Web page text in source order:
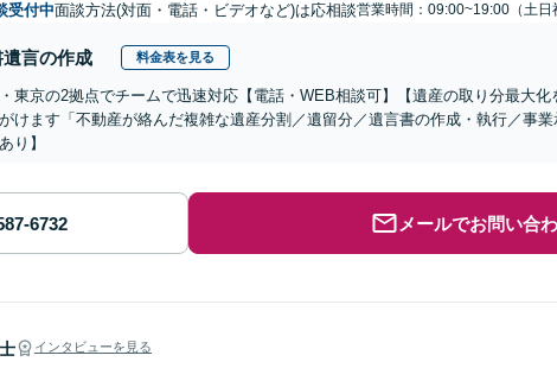
受付中面談方法(対面・電話・ビデオなど)は応相談営業時間：09:00~19:00（土日
遺言の作成 料金表を見る
・東京の2拠点でチームで迅速対応【電話・WEB相談可】【遺産の取り分最大
けます「不動産が絡んだ複雑な遺産分割／遺留分／遺言書の作成・執行／事
り】
メールでお問い合
インタビューを見る